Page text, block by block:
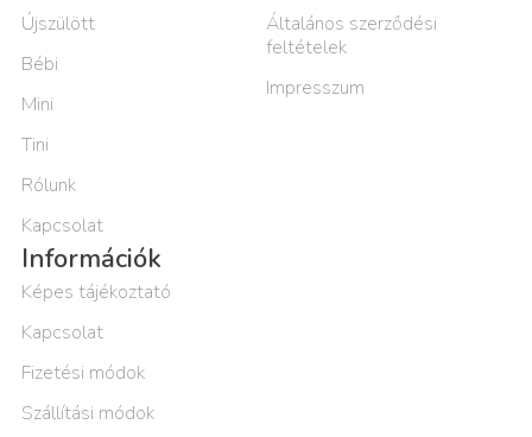
Újszülött
Bébi
Mini
Tini
Rólunk
Kapcsolat
Általános szerződési
feltételek
Impresszum
Információk
Képes tájékoztató
Kapcsolat
Fizetési módok
Szállítási módok